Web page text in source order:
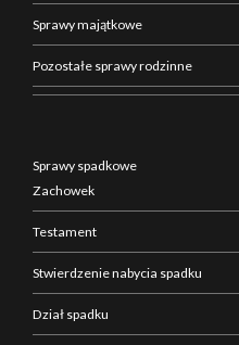
Sprawy majątkowe
Pozostałe sprawy rodzinne
Sprawy spadkowe
Zachowek
Testament
Stwierdzenie nabycia spadku
Dział spadku